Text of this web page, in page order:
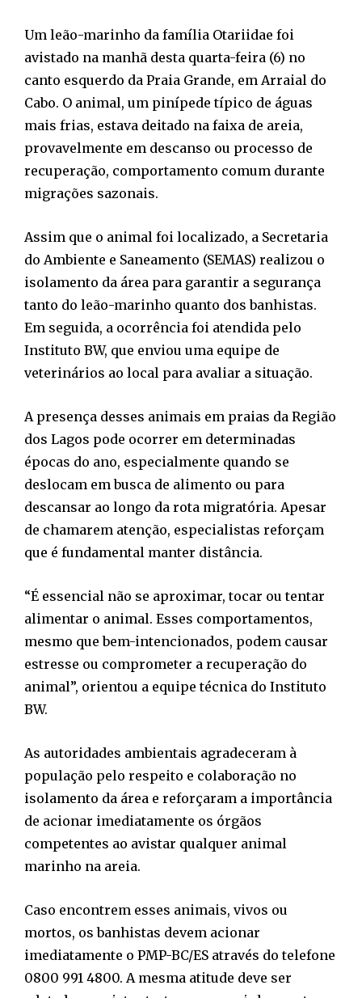
Um leão-marinho da família Otariidae foi
avistado na manhã desta quarta-feira (6) no
canto esquerdo da Praia Grande, em Arraial do
Cabo. O animal, um pinípede típico de águas
mais frias, estava deitado na faixa de areia,
provavelmente em descanso ou processo de
recuperação, comportamento comum durante
migrações sazonais.
Assim que o animal foi localizado, a Secretaria
do Ambiente e Saneamento (SEMAS) realizou o
isolamento da área para garantir a segurança
tanto do leão-marinho quanto dos banhistas.
Em seguida, a ocorrência foi atendida pelo
Instituto BW, que enviou uma equipe de
veterinários ao local para avaliar a situação.
A presença desses animais em praias da Região
dos Lagos pode ocorrer em determinadas
épocas do ano, especialmente quando se
deslocam em busca de alimento ou para
descansar ao longo da rota migratória. Apesar
de chamarem atenção, especialistas reforçam
que é fundamental manter distância.
“É essencial não se aproximar, tocar ou tentar
alimentar o animal. Esses comportamentos,
mesmo que bem-intencionados, podem causar
estresse ou comprometer a recuperação do
animal”, orientou a equipe técnica do Instituto
BW.
As autoridades ambientais agradeceram à
população pelo respeito e colaboração no
isolamento da área e reforçaram a importância
de acionar imediatamente os órgãos
competentes ao avistar qualquer animal
marinho na areia.
Caso encontrem esses animais, vivos ou
mortos, os banhistas devem acionar
imediatamente o PMP-BC/ES através do telefone
0800 991 4800. A mesma atitude deve ser